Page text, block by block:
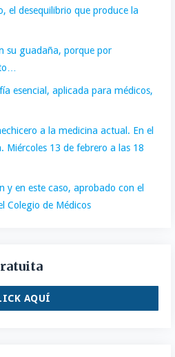
el desequilibrio que produce la
su guadaña, porque por
esencial, aplicada para médicos,
a la medicina actual. En el
Miércoles 13 de febrero a las 18
y en este caso, aprobado con el
Colegio de Médicos
AQUÍ